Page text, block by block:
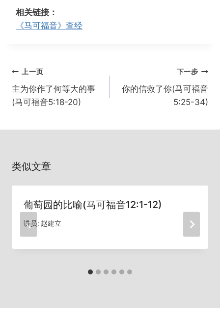
相关链接：
《马可福音》查经
文
章
导
上一页
主为你作了何等大的事
(马可福音5:18-20)
下一步
你的信救了你(马可福音
5:25-34)
类似文章
葡萄园的比喻(马可福音12:1-12)
讲员: 赵建立